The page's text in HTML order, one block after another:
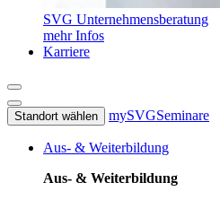
SVG Unternehmensberatung
mehr Infos
Karriere
Standort wählen mySVGSeminare
Aus- & Weiterbildung
Aus- & Weiterbildung